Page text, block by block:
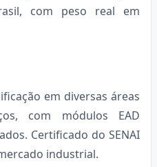
com peso real em
em diversas áreas
com módulos EAD
Certificado do SENAI
industrial.